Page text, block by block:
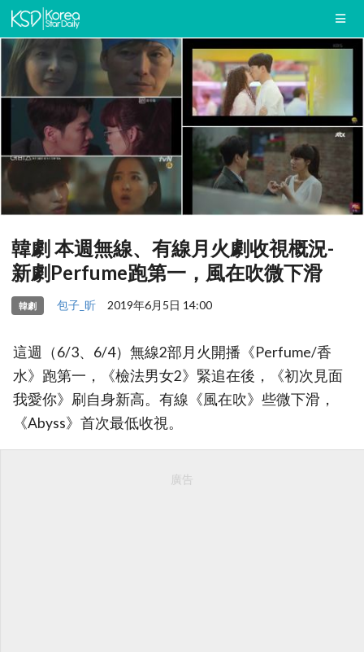
韓劇 本週無線、有線月火劇收視概況-
新劇Perfume跑第一，風在吹微下滑
韓劇 包子_昕 2019年6月5日 14:00
這週（6/3、6/4）無線2部月火開播《Perfume/香
水》跑第一，《檢法男女2》緊追在後，《初次見面
我愛你》刷自身新高。有線《風在吹》些微下滑，
《Abyss》首次最低收視。
廣告